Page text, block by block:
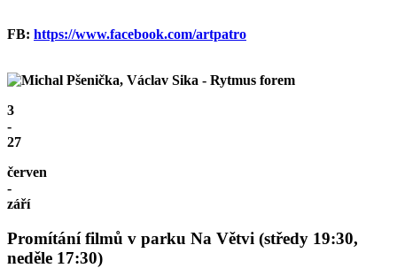
FB: https://www.facebook.com/artpatro
3
-
27
červen
-
září
Promítání filmů v parku Na Větvi (středy 19:30,
neděle 17:30)